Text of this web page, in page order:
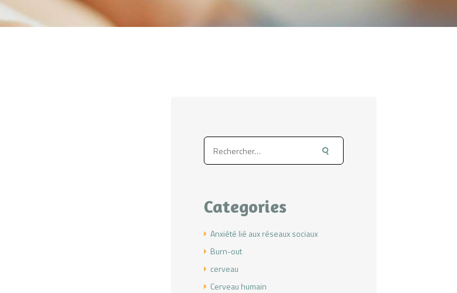
Rechercher :
Categories
Anxiété lié aux réseaux sociaux
Burn-out
cerveau
Cerveau humain